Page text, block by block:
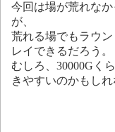
今回は場が荒れな
が、
荒れる場でもラウ
レイできるだろう。
むしろ、30000Gく
きやすいのかもしれ